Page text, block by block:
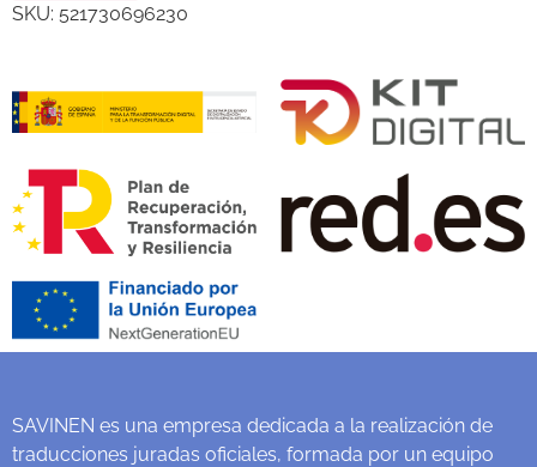
SKU: 521730696230
SAVINEN es una empresa dedicada a la realización de
traducciones juradas oficiales, formada por un equipo